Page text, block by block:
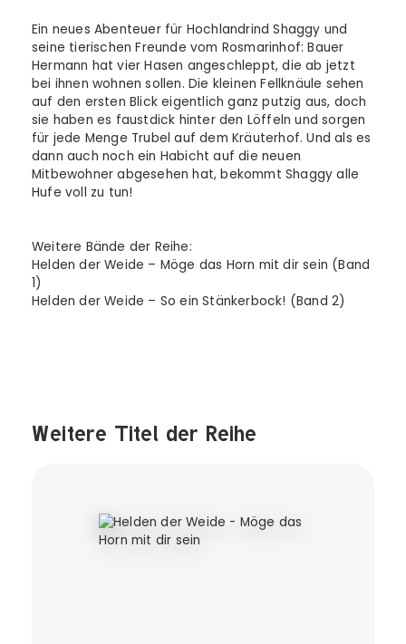
Ein neues Abenteuer für Hochlandrind Shaggy und
seine tierischen Freunde vom Rosmarinhof: Bauer
Hermann hat vier Hasen angeschleppt, die ab jetzt
bei ihnen wohnen sollen. Die kleinen Fellknäule sehen
auf den ersten Blick eigentlich ganz putzig aus, doch
sie haben es faustdick hinter den Löffeln und sorgen
für jede Menge Trubel auf dem Kräuterhof. Und als es
dann auch noch ein Habicht auf die neuen
Mitbewohner abgesehen hat, bekommt Shaggy alle
Hufe voll zu tun!
Weitere Bände der Reihe:
Helden der Weide – Möge das Horn mit dir sein (Band
1)
Helden der Weide – So ein Stänkerbock! (Band 2)
Produktgalerie überspringen
Weitere Titel der Reihe